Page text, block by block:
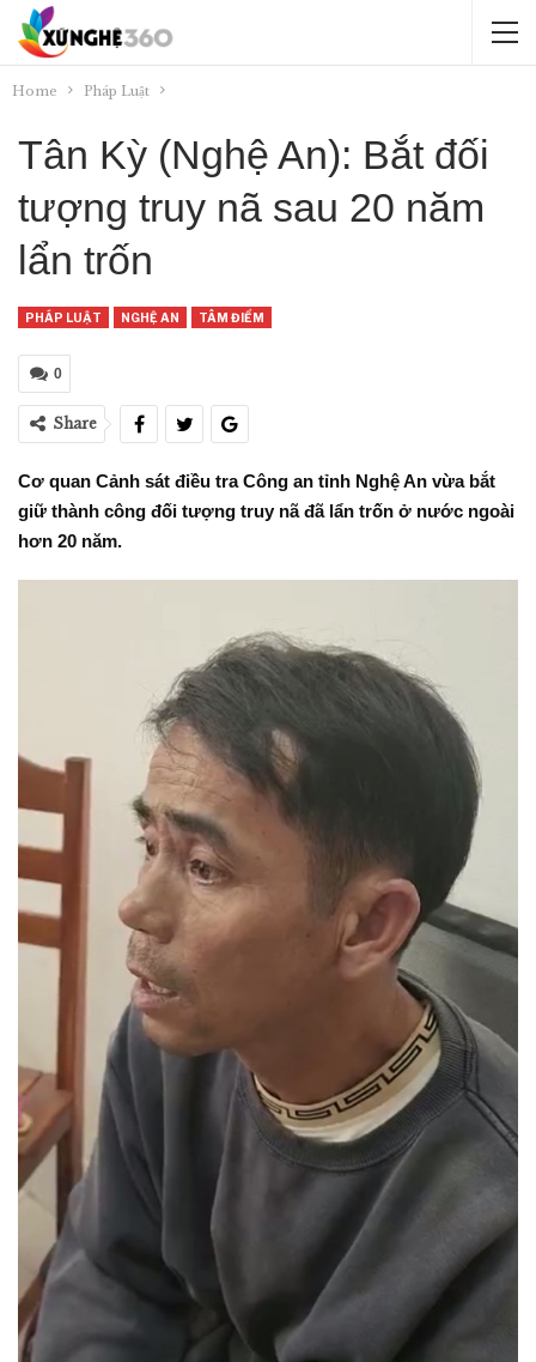
Home Pháp Luật
Tân Kỳ (Nghệ An): Bắt đối
tượng truy nã sau 20 năm
lẩn trốn
PHÁP LUẬT NGHỆ AN TÂM ĐIỂM
0
Share
Cơ quan Cảnh sát điều tra Công an tỉnh Nghệ An vừa bắt
giữ thành công đối tượng truy nã đã lẩn trốn ở nước ngoài
hơn 20 năm.